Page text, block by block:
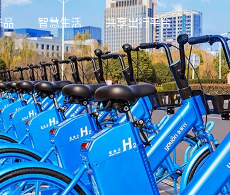
品 智慧生活 共享出行平台